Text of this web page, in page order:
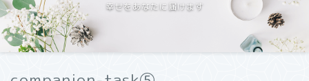
幸せをあなたに届けます